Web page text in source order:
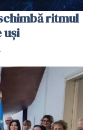
ritmul
uși